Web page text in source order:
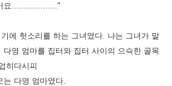
요..................."
에 헛소리를 하는 그녀였다. 나는 그녀가 말
영 엄마를 집터와 집터 사이의 으슥한 골목
히다시피
다영 엄마였다.